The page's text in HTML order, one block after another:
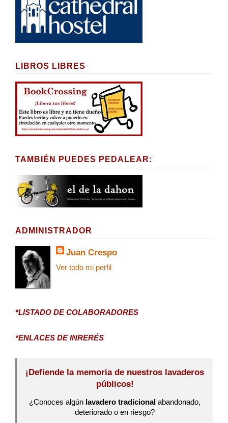
LIBROS LIBRES
TAMBIÉN PUEDES PEDALEAR:
ADMINISTRADOR
Juan Crespo
Ver todo mi perfil
*LISTADO DE COLABORADORES
*ENLACES DE INRERÉS
¡Defiende la memoria de nuestros lavaderos
públicos!
¿Conoces algún lavadero tradicional abandonado,
deteriorado o en riesgo?